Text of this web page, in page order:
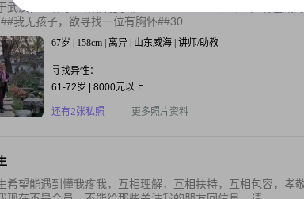
武汉，退休于一所技能学校##3002##1959年出生，现在威
我无孩子，欲寻找一位有胸怀##30...
67岁 | 158cm | 离异 | 山东威海 | 讲师/助教
寻找异性：
61-72岁 | 8000元以上
还有2张私照 更多照片资料
希望能遇到懂我疼我，互相理解，互相扶持，互相包容，孝